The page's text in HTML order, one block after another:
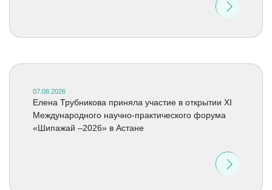
07.08.2026
Елена Трубникова приняла участие в открытии XI
Международного научно-практического форума
«Шипажай –2026» в Астане